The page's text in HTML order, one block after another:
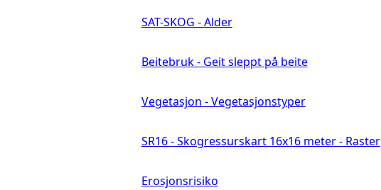
SAT-SKOG - Alder
Beitebruk - Geit sleppt på beite
Vegetasjon - Vegetasjonstyper
SR16 - Skogressurskart 16x16 meter - Raster
Erosjonsrisiko